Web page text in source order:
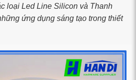
loại Led Line Silicon và Thanh
ứng dụng sáng tạo trong thiết